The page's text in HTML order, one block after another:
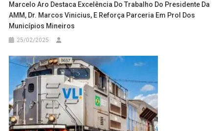
Marcelo Aro Destaca Excelência Do Trabalho Do Presidente Da
AMM, Dr. Marcos Vinicius, E Reforça Parceria Em Prol Dos
Municípios Mineiros
25/02/2025